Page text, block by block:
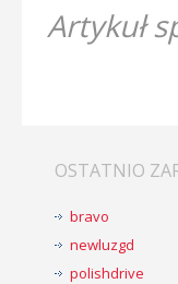
Artykuł
OSTATNIO
bravo
newluzgd
polishdrive